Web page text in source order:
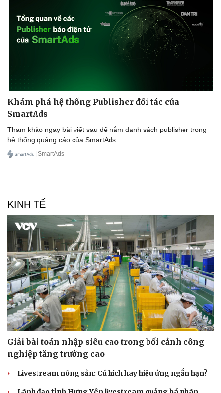
Khám phá hệ thống Publisher đối tác của
SmartAds
Tham khảo ngay bài viết sau để nắm danh sách publisher trong
hệ thống quảng cáo của SmartAds.
| SmartAds
KINH TẾ
Giải bài toán nhập siêu cao trong bối cảnh công
nghiệp tăng trưởng cao
Livestream nông sản: Cú hích hay hiệu ứng ngắn hạn?